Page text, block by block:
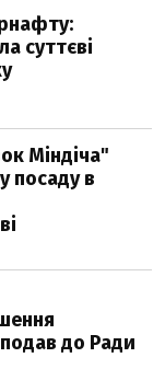
суттєві
Міндіча"
посаду в
до Ради